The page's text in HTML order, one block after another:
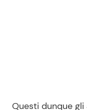
Questi dunque